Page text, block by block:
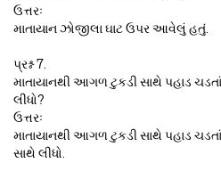
ઉત્તરઃ
માતાયાન ઝોજીલા ઘાટ ઉપર આવેલું હતું.
પ્રશ્ન 7.
માતાયાનથી આગળ ટુકડી સાથે પહાડ
લીધો?
ઉત્તરઃ
માતાયાનથી આગળ ટુકડી સાથે પહાડ
સાથે લીધો.